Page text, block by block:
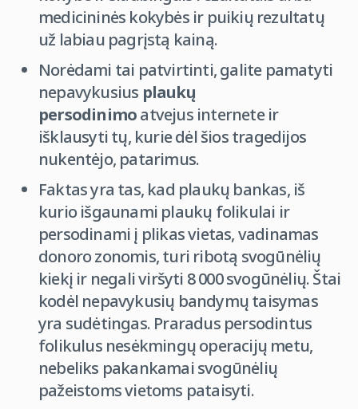
medicininės kokybės ir puikių rezultatų
už labiau pagrįstą kainą.
Norėdami tai patvirtinti, galite pamatyti
nepavykusius plaukų
persodinimoatvejus internete ir
išklausyti tų, kurie dėl šios tragedijos
nukentėjo, patarimus.
Faktas yra tas, kad plaukų bankas, iš
kurio išgaunami plaukų folikulai ir
persodinami į plikas vietas, vadinamas
donoro zonomis, turi ribotą svogūnėlių
kiekį ir negali viršyti 8 000 svogūnėlių. Štai
kodėl nepavykusių bandymų taisymas
yra sudėtingas. Praradus persodintus
folikulus nesėkmingų operacijų metu,
nebeliks pakankamai svogūnėlių
pažeistoms vietoms pataisyti.